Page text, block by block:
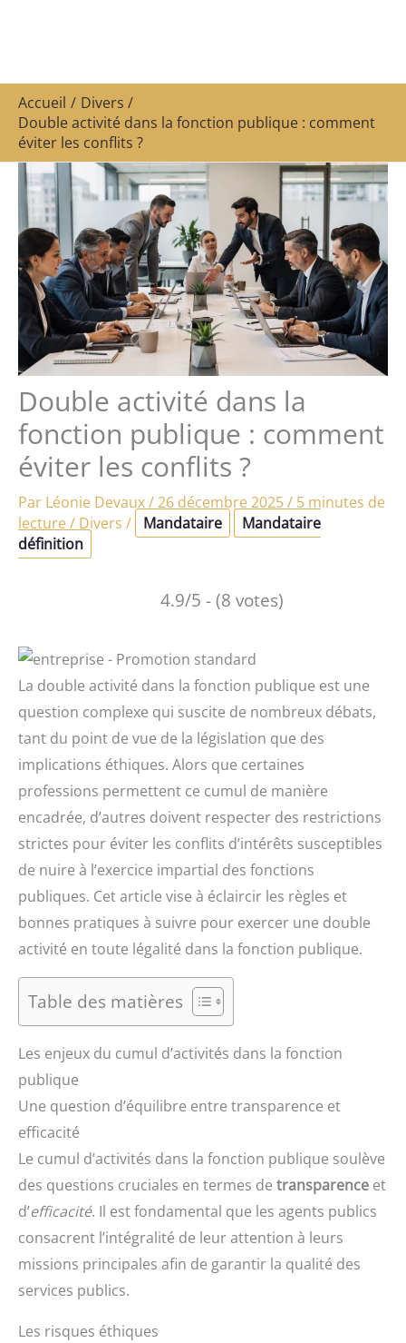
Accueil
Divers
Double activité dans la fonction publique : comment
éviter les conflits ?
Double activité dans la
fonction publique : comment
éviter les conflits ?
Par Léonie Devaux/26 décembre 2025/ 5 minutes de
lecture/ Divers / Mandataire
Mandataire
définition
4.9/5 - (8 votes)
La double activité dans la fonction publique est une
question complexe qui suscite de nombreux débats,
tant du point de vue de la législation que des
implications éthiques. Alors que certaines
professions permettent ce cumul de manière
encadrée, d’autres doivent respecter des restrictions
strictes pour éviter les conflits d’intérêts susceptibles
de nuire à l’exercice impartial des fonctions
publiques. Cet article vise à éclaircir les règles et
bonnes pratiques à suivre pour exercer une double
activité en toute légalité dans la fonction publique.
Table des matières
Les enjeux du cumul d’activités dans la fonction
publique
Une question d’équilibre entre transparence et
efficacité
Le cumul d’activités dans la fonction publique soulève
des questions cruciales en termes de transparence et
d’efficacité. Il est fondamental que les agents publics
consacrent l’intégralité de leur attention à leurs
missions principales afin de garantir la qualité des
services publics.
Les risques éthiques